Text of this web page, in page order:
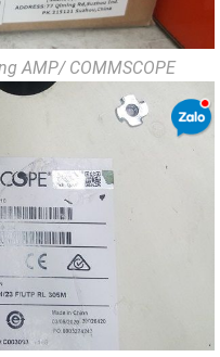
AMP/ COMMSCOPE